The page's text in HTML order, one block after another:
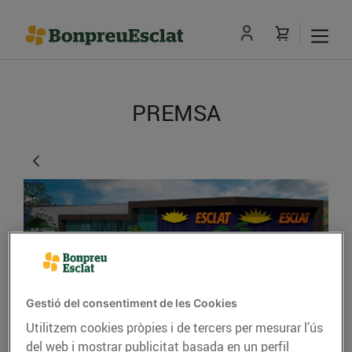
PREMSA
Comencem les obres al
Gestió del consentiment de les Cookies
Utilitzem cookies pròpies i de tercers per mesurar l’ús
del web i mostrar publicitat basada en un perfil